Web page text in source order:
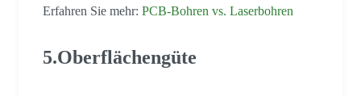
Erfahren Sie mehr: PCB-Bohren vs. Laserbohren
5.Oberflächengüte